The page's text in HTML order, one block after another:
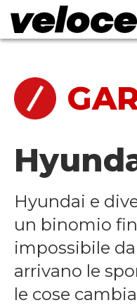
home
Hyundai e
un binomio
impossibile
arrivano le
le cose